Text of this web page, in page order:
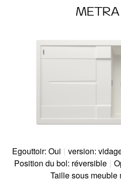
Egouttoir: Oui | version:
Position du bol: réversible |
Taille sous meuble